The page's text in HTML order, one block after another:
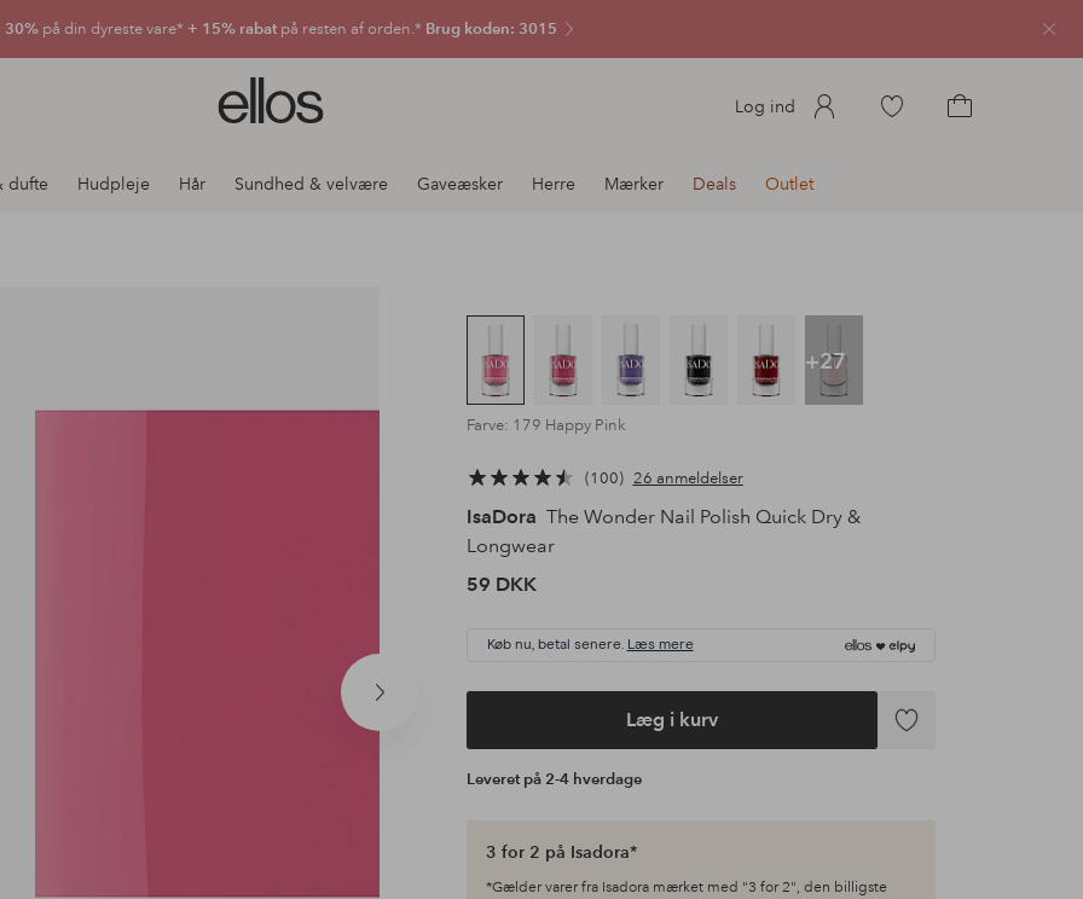
30% på din dyreste vare* + 15% rabatpå resten af orden.* Brug koden: 3015 Luk
Ellos
logo
gå
Log ind
Gå
dufte Hudpleje Hår Sundhed & velvære Gaveæsker Herre Mærker Deals Outlet
Næste
+27
Farve: 179 Happy Pink
100 26 anmeldelser
IsaDora The Wonder Nail Polish Quick Dry &
Longwear
59 DKK
Køb nu, betal senere. Læs mere
Læg i kurv
Tilføj
Leveret på 2-4 hverdage
3 for 2 på Isadora*
*Gælder varer fra Isadora mærket med "3 for 2", den billigste